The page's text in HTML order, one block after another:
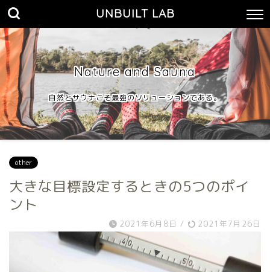
UNBUILT LAB
Nature and Sauna
自然とサウナこそ最強のソリューションである。
other
大きな目標設定するときの5つのポイ
ント
2021年6月8日 / 2021年7月26日